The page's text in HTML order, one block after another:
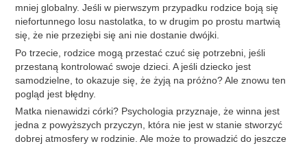
mniej globalny. Jeśli w pierwszym przypadku rodzice boją się
niefortunnego losu nastolatka, to w drugim po prostu martwią
się, że nie przeziębi się ani nie dostanie dwójki.
Po trzecie, rodzice mogą przestać czuć się potrzebni, jeśli
przestaną kontrolować swoje dzieci. A jeśli dziecko jest
samodzielne, to okazuje się, że żyją na próżno? Ale znowu ten
pogląd jest błędny.
Matka nienawidzi córki? Psychologia przyznaje, że winna jest
jedna z powyższych przyczyn, która nie jest w stanie stworzyć
dobrej atmosfery w rodzinie. Ale może to prowadzić do jeszcze